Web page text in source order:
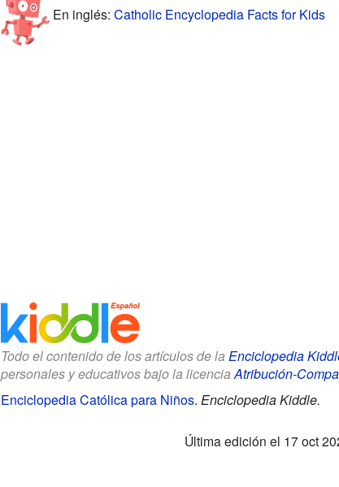
En inglés: Catholic Encyclopedia Facts for Kids
Todo el contenido de los artículos de la Enciclopedia
personales y educativos bajo la licenciaAtribución-
Enciclopedia Católica para Niños. Enciclopedia Kiddle.
Última edición el 17 oct